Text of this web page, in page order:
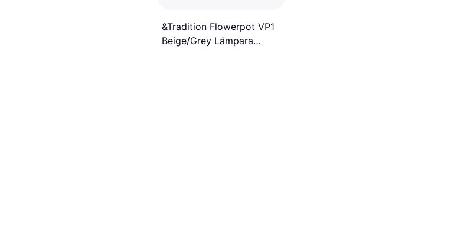
&Tradition Flowerpot VP1
Beige/Grey Lámpara